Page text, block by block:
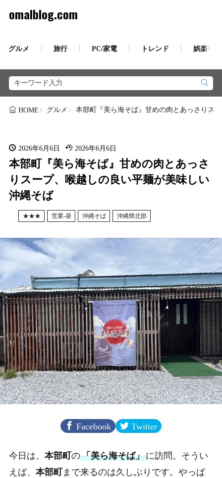
omalblog.com
グルメ 旅行 PC/家電 トレンド 娯楽
HOME グルメ 本部町『美ら海そば』甘めの肉とあっさりス
2026年6月6日 2026年6月6日
本部町『美ら海そば』甘めの肉とあっさ
りスープ、喉越しの良い平麺が美味しい
沖縄そば
★★★ 営業-昼 沖縄そば 沖縄県北部
Facebook Twitter
今日は、 本部町 の「美ら海そば」に訪問。そうい
えば、 本部町
まで来るのは久しぶりです。やっぱ